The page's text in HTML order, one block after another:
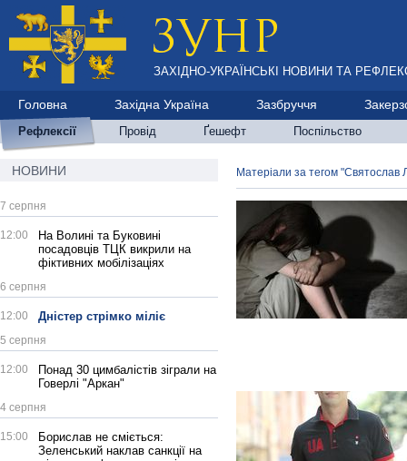
ЗАХІДНО-УКРАЇНСЬКІ НОВИНИ ТА
Головна Західна Україна Зазбруччя
Рефлексії Провід Ґешефт Поспільство
НОВИНИ
7 серпня
12:00
На Волині та Буковині
посадовців ТЦК викрили на
фіктивних мобілізаціях
6 серпня
12:00 Дністер стрімко міліє
5 серпня
12:00
Понад 30 цимбалістів зіграли на
Говерлі "Аркан"
4 серпня
15:00
Борислав не сміється:
Зеленський наклав санкції на
Матеріали за тегом "Святослав